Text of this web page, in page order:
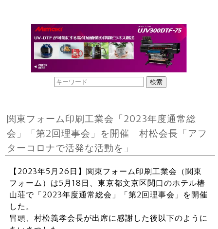
関東フォーム印刷工業会「2023年度通常総
会」「第2回理事会」を開催 村松会長「アフ
ターコロナで活発な活動を」
【2023年5月26日】関東フォーム印刷工業会（関東
フォーム）は5月18日、東京都文京区関口のホテル椿
山荘で「2023年度通常総会」「第2回理事会」を開催
した。
冒頭、村松義孝会長が出席に感謝した後以下のように